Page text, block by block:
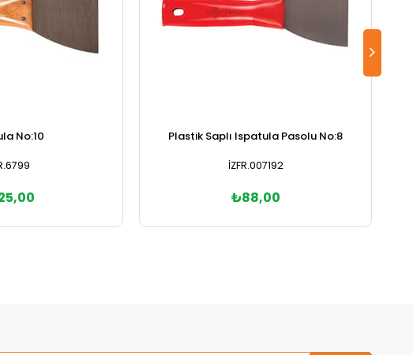
No:10 Plastik Saplı Ispatula Pasolu No:8
İZFR.007192
₺88,00